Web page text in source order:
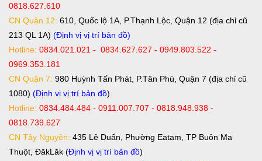
0818.627.610
CN Quận 12: 610, Quốc lộ 1A, P.Thạnh Lộc, Quận 12 (địa chỉ cũ
213 QL 1A) (Định vị vị trí bản đồ)
Hotline: 0834.021.021 - 0834.627.627 - 0949.803.522 -
0969.353.181
CN Quận 7: 980 Huỳnh Tấn Phát, P.Tân Phú, Quận 7 (địa chỉ cũ
1080) (Định vị vị trí bản đồ)
Hotline: 0834.484.484 - 0911.007.707 - 0818.948.938 -
0818.739.627
CN Tây Nguyên: 435 Lê Duẩn, Phường Eatam, TP Buôn Ma
Thuột, ĐăkLăk (Định vị vị trí bản đồ)